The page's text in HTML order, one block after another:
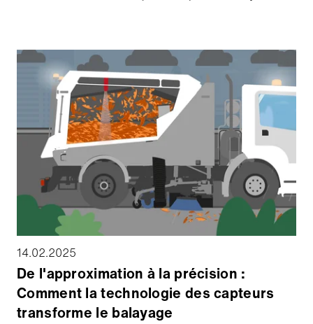
remercions. Mais maintenant, il est temps de dire la
vérité : l'EverBrush de Schmidt était un poisson
d'avril. Nous aimerions que ce ne soit pas le cas.
14.02.2025
De l'approximation à la précision :
Comment la technologie des capteurs
transforme le balayage